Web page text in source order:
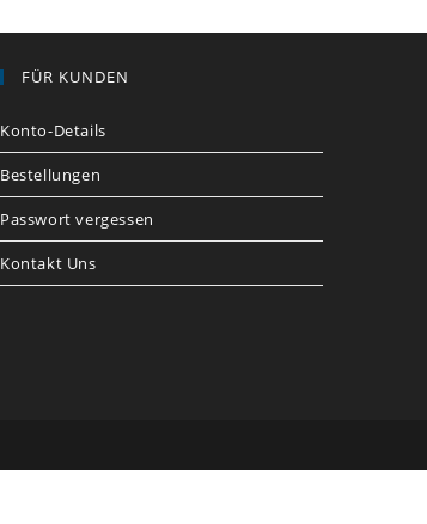
FÜR KUNDEN
Konto-Details
Bestellungen
Passwort vergessen
Kontakt Uns​